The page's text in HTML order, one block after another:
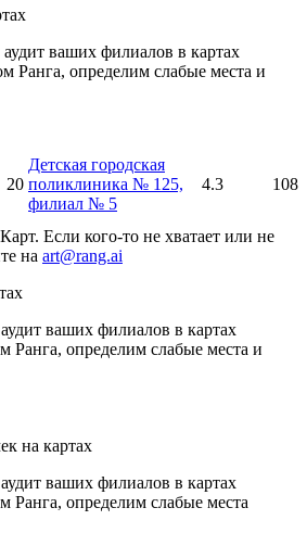
ваших филиалов в картах
Ранга, определим слабые места и
20
Детская городская
поликлиника № 125,
филиал № 5
4.3 108
Если кого-то не хватает или не
на art@rang.ai
ваших филиалов в картах
Ранга, определим слабые места и
на картах
ваших филиалов в картах
Ранга, определим слабые места